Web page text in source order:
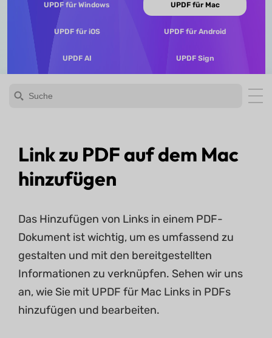
UPDF für Windows UPDF für Mac
UPDF für iOS UPDF für Android
UPDF AI UPDF Sign
Link zu PDF auf dem Mac
hinzufügen
Das Hinzufügen von Links in einem PDF-
Dokument ist wichtig, um es umfassend zu
gestalten und mit den bereitgestellten
Informationen zu verknüpfen. Sehen wir uns
an, wie Sie mit UPDF für Mac Links in PDFs
hinzufügen und bearbeiten.